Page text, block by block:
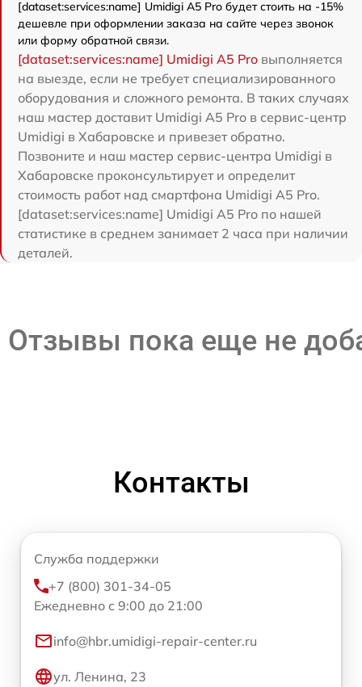
[dataset:services:name] Umidigi A5 Pro будет стоить на -15%
дешевле при оформлении заказа на сайте через звонок
или форму обратной связи.
[dataset:services:name] Umidigi A5 Pro выполняется
на выезде, если не требует специализированного
оборудования и сложного ремонта. В таких случаях
наш мастер доставит Umidigi A5 Pro в сервис-центр
Umidigi в Хабаровске и привезет обратно.
Позвоните и наш мастер сервис-центра Umidigi в
Хабаровске проконсультирует и определит
стоимость работ над смартфона Umidigi A5 Pro.
[dataset:services:name] Umidigi A5 Pro по нашей
статистике в среднем занимает 2 часа при наличии
деталей.
Отзывы пока еще не
Контакты
Служба поддержки
+7 (800) 301-34-05
Ежедневно с 9:00 до 21:00
info@hbr.umidigi-repair-center.ru
ул. Ленина, 23